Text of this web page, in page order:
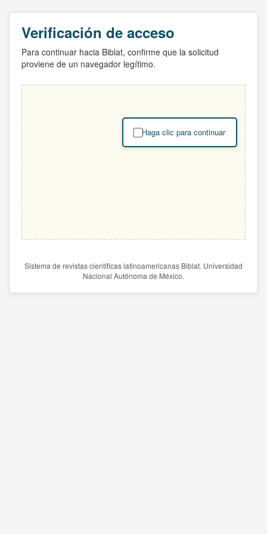
Verificación de acceso
Para continuar hacia Biblat, confirme que la solicitud
proviene de un navegador legítimo.
Haga clic para continuar
Sistema de revistas científicas latinoamericanas Biblat. Universidad
Nacional Autónoma de México.